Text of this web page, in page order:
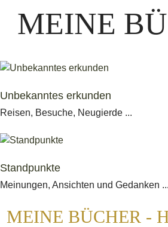
MEINE
Unbekanntes erkunden
Reisen, Besuche, Neugierde ...
Standpunkte
Meinungen, Ansichten und Gedanken
MEINE BÜCHER -